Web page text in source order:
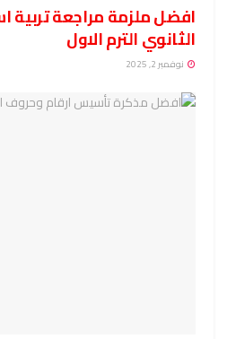
افضل ملزمة مراجعة تربية
الثانوي الترم الاول
نوفمبر 2, 2025